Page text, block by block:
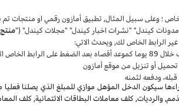
؛ وعلى سبيل المثال, تطبيق أمازون رقمي او
كيندل" "نشرات اخبار كيندل" "مجلات كيندل" ("
الرابط الخاص لك, ويحدث الاتي:
الاولي؛ أو
أو تنزيل من موقع أمازون
ودفعه لثمنه
الدخل المؤهل موازي للمبلغ الذي يصلنا فعليا
والرديات, كلف معاملات البطاقات الائتمانية, كلف